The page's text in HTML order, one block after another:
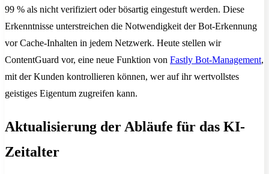
99 % als nicht verifiziert oder bösartig eingestuft werden. Diese
Erkenntnisse unterstreichen die Notwendigkeit der Bot-Erkennung
vor Cache-Inhalten in jedem Netzwerk. Heute stellen wir
ContentGuard vor, eine neue Funktion von Fastly Bot-Management,
mit der Kunden kontrollieren können, wer auf ihr wertvollstes
geistiges Eigentum zugreifen kann.
Aktualisierung der Abläufe für das KI-
Zeitalter